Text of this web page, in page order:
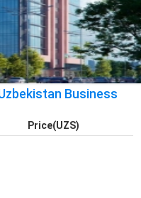
Business
Price(UZS)